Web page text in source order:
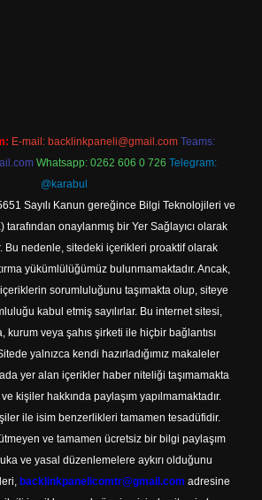
E-mail: backlinkpaneli@gmail.com Teams:
Whatsapp: 0262 606 0 726 Telegram:
@karabul
Sayılı Kanun gereğince Bilgi Teknolojileri ve
tarafından onaylanmış bir Yer Sağlayıcı olarak
Bu nedenle, sitedeki içerikleri proaktif olarak
yükümlülüğümüz bulunmamaktadır. Ancak,
sorumluluğunu taşımakta olup, siteye
kabul etmiş sayılırlar. Bu internet sitesi,
kurum veya şahıs şirketi ile hiçbir bağlantısı
yalnızca kendi hazırladığımız makaleler
yer alan içerikler haber niteliği taşımamakta
kişiler hakkında paylaşım yapılmamaktadır.
ile isim benzerlikleri tamamen tesadüfidir.
ve tamamen ücretsiz bir bilgi paylaşım
ve yasal düzenlemelere aykırı olduğunu
backlinkpanelicomtr@gmail.com adresine